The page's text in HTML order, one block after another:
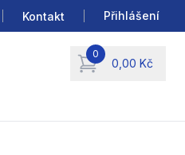
Kontakt Přihlášení
0
0,00 Kč
items in cart, view